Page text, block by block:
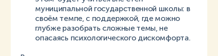
муниципальной государственной школы: в
своём темпе, с поддержкой, где можно
глубже разобрать сложные темы, не
опасаясь психологического дискомфорта.